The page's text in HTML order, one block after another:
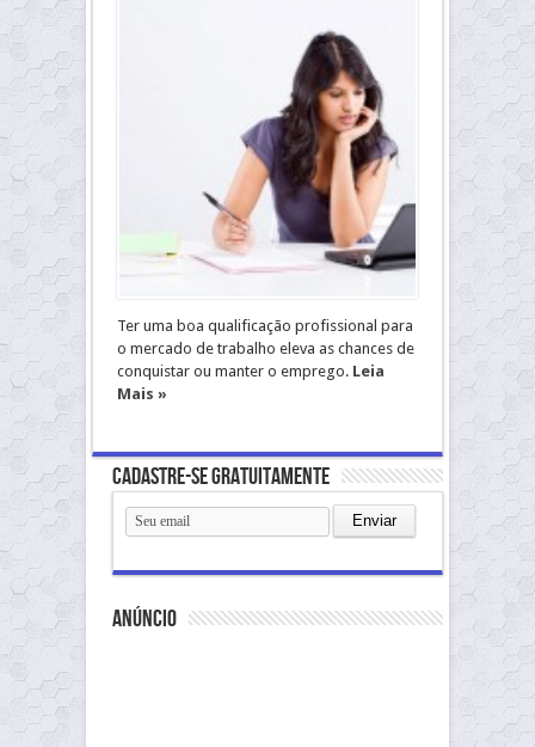
Ter uma boa qualificação profissional para
o mercado de trabalho eleva as chances de
conquistar ou manter o emprego. Leia
Mais »
Cadastre-se gratuitamente
anúncio